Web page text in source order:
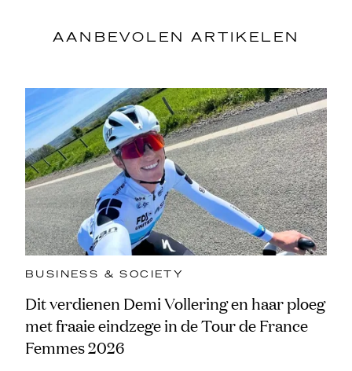
AANBEVOLEN ARTIKELEN
BUSINESS & SOCIETY
Dit verdienen Demi Vollering en haar ploeg
met fraaie eindzege in de Tour de France
Femmes 2026